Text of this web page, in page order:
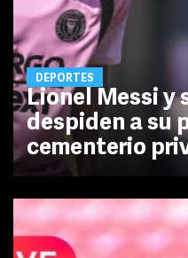
DEPORTES
Lionel Messi y
despiden a su
cementerio